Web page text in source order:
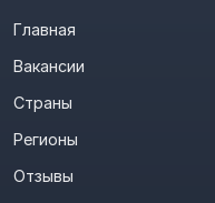
Главная
Вакансии
Страны
Регионы
Отзывы